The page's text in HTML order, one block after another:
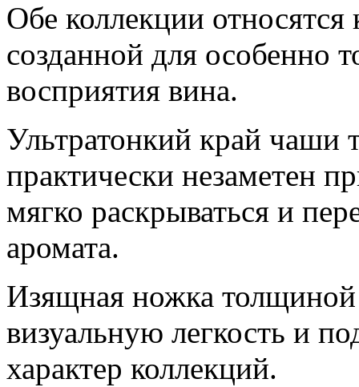
Обе коллекции
созданной для особенно
восприятия вина.
Ультратонкий край чаши
практически незаметен
мягко раскрываться и
аромата.
Изящная ножка
визуальную легкость и
характер коллекций.